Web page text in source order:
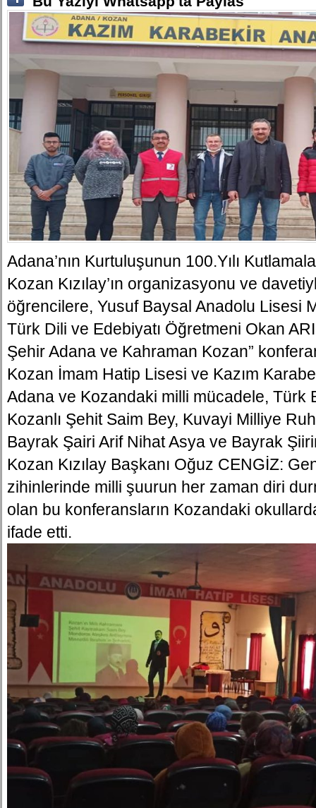
Adana’nın Kurtuluşunun 100.Yılı
Kozan Kızılay’ın organizasyonu ve
öğrencilere, Yusuf Baysal Anadolu Lisesi
Türk Dili ve Edebiyatı Öğretmeni Okan
Şehir Adana ve Kahraman Kozan”
Kozan İmam Hatip Lisesi ve Kazım
Adana ve Kozandaki milli mücadele, Türk
Kozanlı Şehit Saim Bey, Kuvayi Milliye
Bayrak Şairi Arif Nihat Asya ve Bayrak
Kozan Kızılay Başkanı Oğuz CENGİZ:
zihinlerinde milli şuurun her zaman diri
olan bu konferansların Kozandaki
ifade etti.